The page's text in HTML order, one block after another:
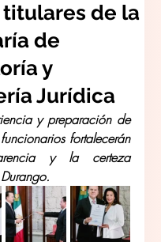
titulares de la
de
y
Jurídica
y preparación de
fortalecerán
y la certeza